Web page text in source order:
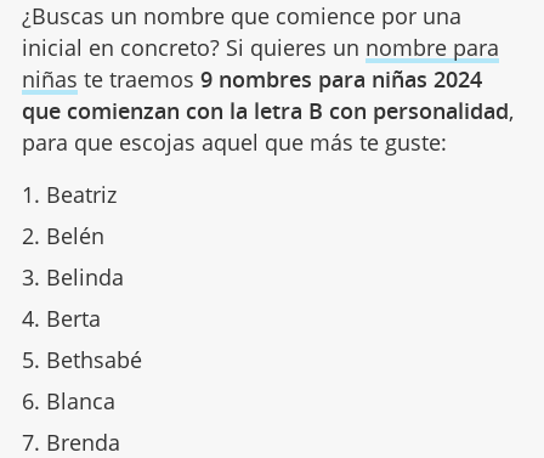
¿Buscas un nombre que comience por una
inicial en concreto? Si quieres un nombre para
niñas te traemos 9 nombres para niñas 2024
que comienzan con la letra B con personalidad,
para que escojas aquel que más te guste:
Beatriz
Belén
Belinda
Berta
Bethsabé
Blanca
Brenda